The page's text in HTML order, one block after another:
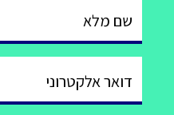
שם מלא
דואר אלקטרוני